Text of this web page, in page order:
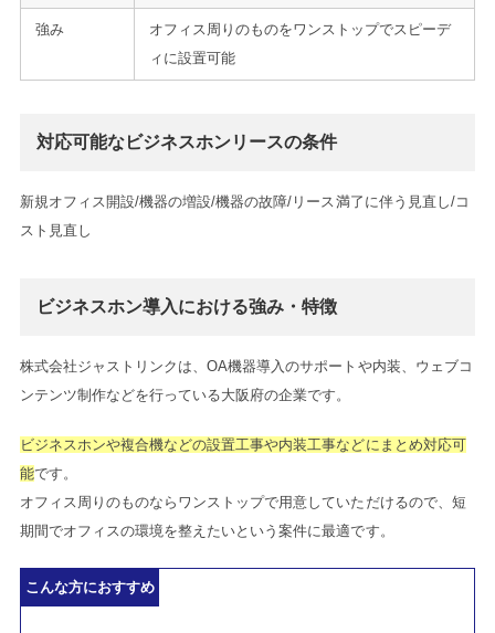
強み
オフィス周りのものをワンストップでスピーデ
ィに設置可能
対応可能なビジネスホンリースの条件
新規オフィス開設/機器の増設/機器の故障/リース満了に伴う見直し/コ
スト見直し
ビジネスホン導入における強み・特徴
株式会社ジャストリンクは、OA機器導入のサポートや内装、ウェブコ
ンテンツ制作などを行っている大阪府の企業です。
ビジネスホンや複合機などの設置工事や内装工事などにまとめ対応可
能です。
オフィス周りのものならワンストップで用意していただけるので、短
期間でオフィスの環境を整えたいという案件に最適です。
こんな方におすすめ